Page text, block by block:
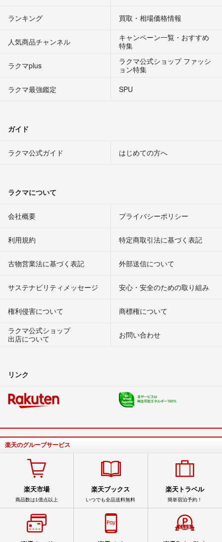
ランキング 買取・相場価格情報
人気商品チャンネル
キャンペーン一覧・おすすめ
特集
ラクマplus
ラクマ公式ショップ ファッシ
ョン特集
ラクマ最強鑑定
SPU
ガイド
ラクマ公式ガイド はじめての方へ
ラクマについて
会社概要 プライバシーポリシー
利用規約 特定商取引法に基づく表記
古物営業法に基づく表記 外部送信について
サステナビリティメッセージ 安心・安全のための取り組み
権利侵害について
商標権について
ラクマ公式ショップ
出店について
お問い合わせ
リンク
楽天のグループサービス
楽天市場
商品数は1億点以上
楽天ブックス
いつでも全品送料無料
楽天トラベル
簡単宿泊予約！